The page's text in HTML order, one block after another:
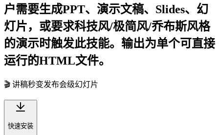
户需要生成PPT、演示文稿、Slides、幻
灯片，或要求科技风/极简风/乔布斯风格
的演示时触发此技能。输出为单个可直接
运行的HTML文件。
🎬 讲稿秒变发布会级幻灯片
快速安装